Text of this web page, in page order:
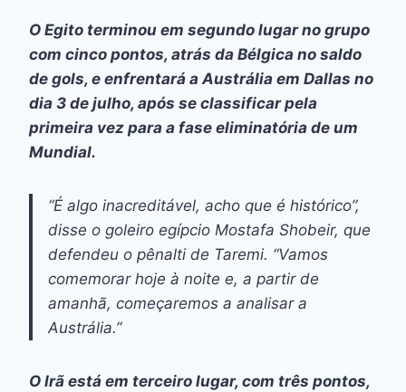
O Egito terminou em segundo lugar no grupo
com cinco pontos, atrás da Bélgica no saldo
de gols, e enfrentará a Austrália em Dallas no
dia 3 de julho, após se classificar pela
primeira vez para a fase eliminatória de um
Mundial.
“É algo inacreditável, acho que é histórico”,
disse o goleiro egípcio Mostafa Shobeir, que
defendeu o pênalti de Taremi. “Vamos
comemorar hoje à noite e, a partir de
amanhã, começaremos a analisar a
Austrália.”
O Irã está em terceiro lugar, com três pontos,